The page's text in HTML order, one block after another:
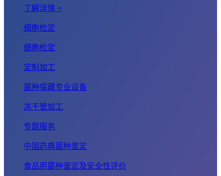
了解详情 +
细胞检定
细胞检定
定制加工
菌种保藏专业设备
冻干管加工
专题服务
中国药典菌种鉴定
食品用菌种鉴定及安全性评价